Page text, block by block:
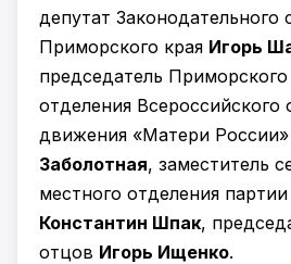
депутат Законодательного
Приморского края Игорь
председатель Приморского
отделения Всероссийского
движения «Матери России»
Заболотная, заместитель
местного отделения
Константин Шпак,
отцов Игорь Ищенко.